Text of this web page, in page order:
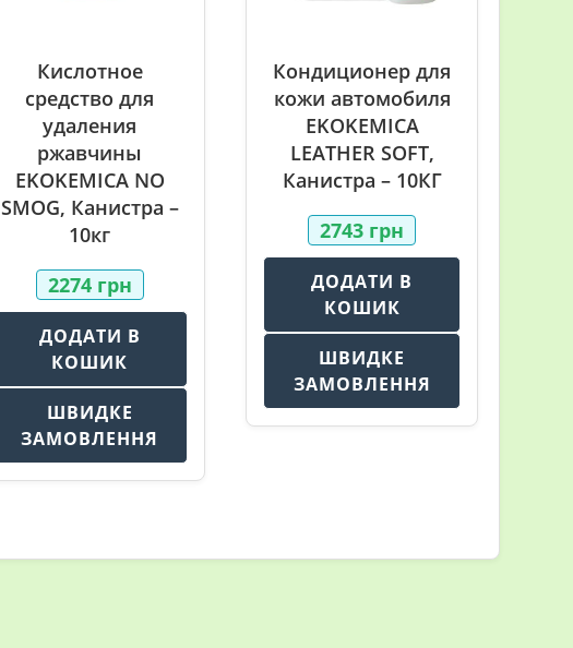
Кислотное
средство для
удаления
ржавчины
EKOKEMICA NO
SMOG, Канистра –
10кг
2274 грн
ДОДАТИ В
КОШИК
ШВИДКЕ
ЗАМОВЛЕННЯ
Кондиционер для
кожи автомобиля
EKOKEMICA
LEATHER SOFT,
Канистра – 10КГ
2743 грн
ДОДАТИ В
КОШИК
ШВИДКЕ
ЗАМОВЛЕННЯ